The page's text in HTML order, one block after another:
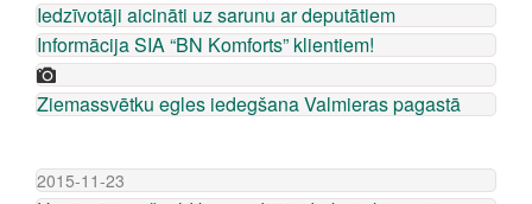
Iedzīvotāji aicināti uz sarunu ar deputātiem
Informācija SIA “BN Komforts” klientiem!
Ziemassvētku egles iedegšana Valmieras pagastā
2015-11-23